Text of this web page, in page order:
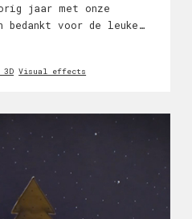
jaar met onze
bedankt voor de leuke
Visual effects